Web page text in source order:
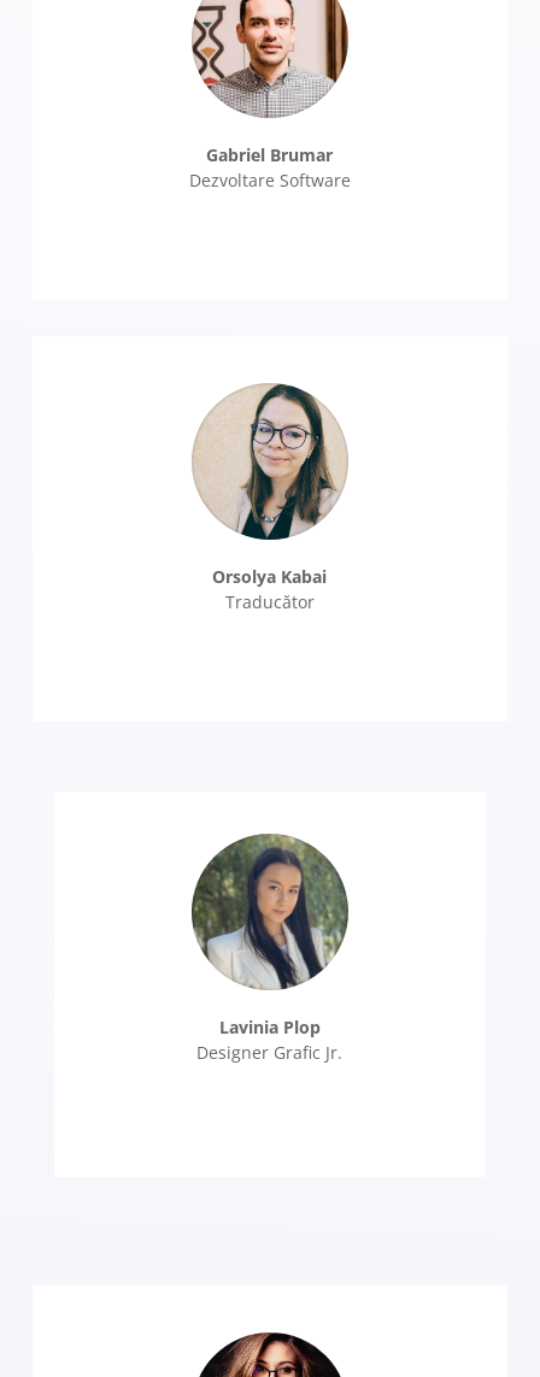
Gabriel Brumar
Dezvoltare Software
Orsolya Kabai
Traducător
Lavinia Plop
Designer Grafic Jr.